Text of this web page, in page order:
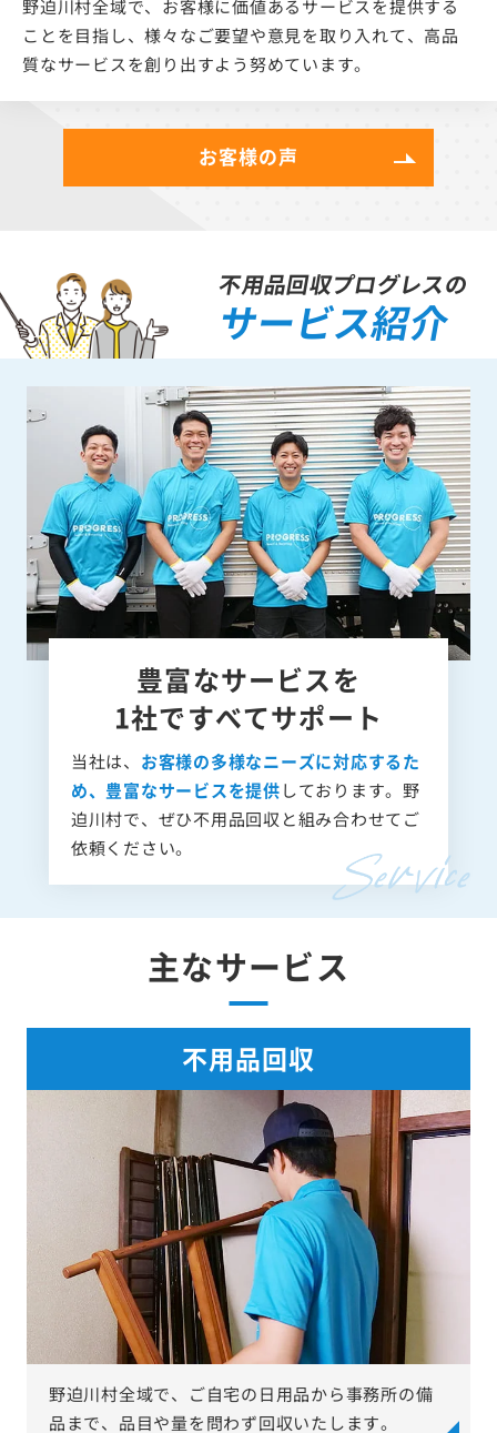
野迫川村全域で、お客様に価値あるサービスを提供する
ことを目指し、様々なご要望や意見を取り入れて、高品
質なサービスを創り出すよう努めています。
お客様の声
不用品回収プログレスの
サービス紹介
豊富なサービスを
1社ですべてサポート
当社は、 お客様の多様なニーズに対応するた
め、豊富なサービスを提供しております。野
迫川村で、ぜひ不用品回収と組み合わせてご
依頼ください。
主なサービス
不用品回収
野迫川村全域で、ご自宅の日用品から事務所の備
品まで、品目や量を問わず回収いたします。